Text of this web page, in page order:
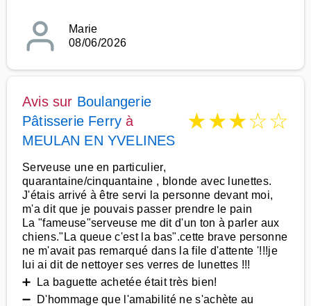
Marie
08/06/2026
Avis sur Boulangerie
Pâtisserie Ferry à
MEULAN EN YVELINES
★★★☆☆
Serveuse une en particulier,
quarantaine/cinquantaine , blonde avec lunettes.
J'étais arrivé à être servi la personne devant moi,
m'a dit que je pouvais passer prendre le pain
La "fameuse"serveuse me dit d'un ton à parler aux
chiens."La queue c'est la bas".cette brave personne
ne m'avait pas remarqué dans la file d'attente '!!!je
lui ai dit de nettoyer ses verres de lunettes !!!
➕ La baguette achetée était très bien!
➖ D'hommage que l'amabilité ne s'achète au